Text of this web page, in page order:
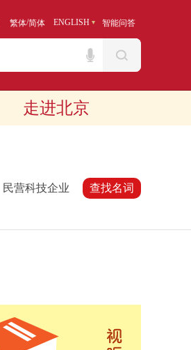
繁体/简体 ENGLISH 智能问答
走进北京
民营科技企业 查找名词